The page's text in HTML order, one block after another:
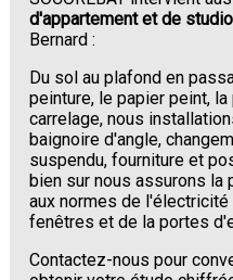
d'appartement et de
Bernard :
Du sol au plafond en
peinture, le papier peint,
carrelage, nous
baignoire d'angle,
suspendu, fourniture et
bien sur nous assurons la
aux normes de
fenêtres et de la portes
Contactez-nous pour